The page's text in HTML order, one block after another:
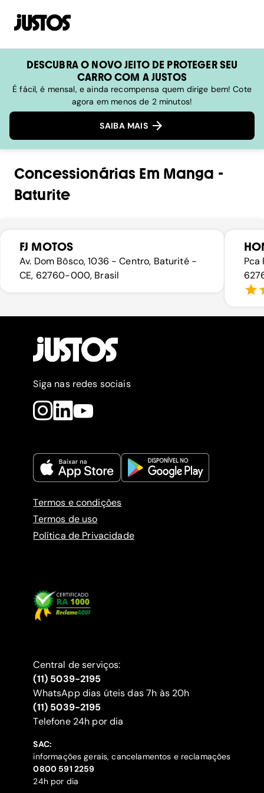
DESCUBRA O NOVO JEITO DE PROTEGER SEU
CARRO COM A JUSTOS
É fácil, é mensal, e ainda recompensa quem dirige bem! Cote
agora em menos de 2 minutos!
SAIBA MAIS
Concessionárias Em Manga -
Baturite
FJ MOTOS
Av. Dom Bôsco, 1036 - Centro, Baturité -
CE, 62760-000, Brasil
Pca
Siga nas redes sociais
Termos e condições
Termos de uso
Política de Privacidade
Central de serviços:
(11) 5039-2195
WhatsApp dias úteis das 7h às 20h
(11) 5039-2195
‍Telefone 24h por dia
SAC:
informações gerais, cancelamentos e reclamações
‍0800 591 2259
24h por dia